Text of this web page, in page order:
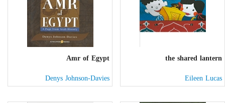
the shared lantern
Eileen Lucas
Amr of Egypt
Denys Johnson-Davies